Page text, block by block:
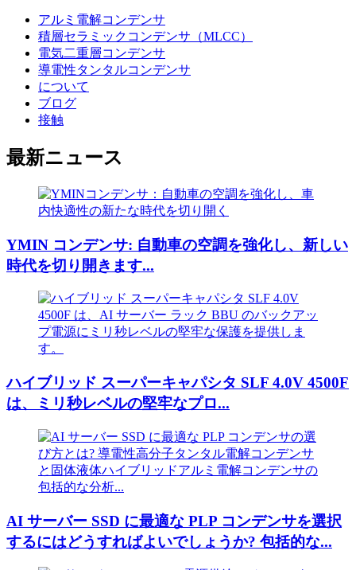
アルミ電解コンデンサ
積層セラミックコンデンサ（MLCC）
電気二重層コンデンサ
導電性タンタルコンデンサ
について
ブログ
接触
最新ニュース
YMIN コンデンサ: 自動車の空調を強化し、新しい
時代を切り開きます...
ハイブリッド スーパーキャパシタ SLF 4.0V 4500F
は、ミリ秒レベルの堅牢なプロ...
AI サーバー SSD に最適な PLP コンデンサを選択
するにはどうすればよいでしょうか? 包括的な...